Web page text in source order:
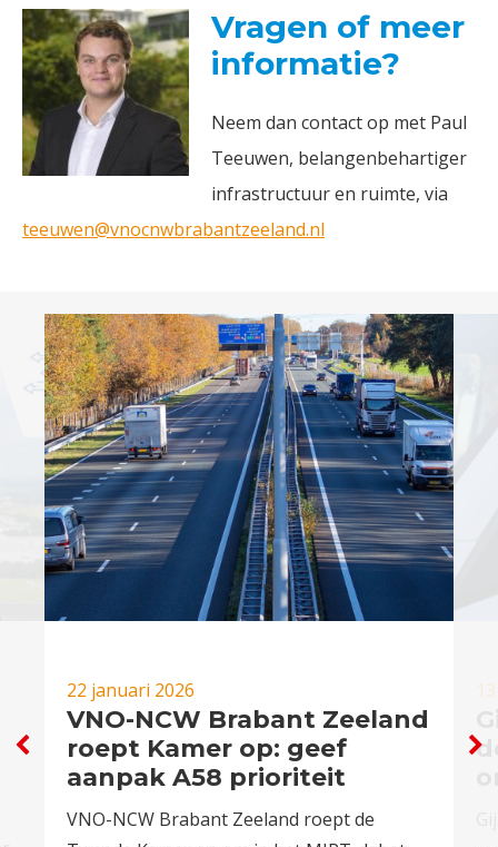
Vragen of meer
informatie?
Neem dan contact op met Paul
Teeuwen, belangenbehartiger
infrastructuur en ruimte, via
teeuwen@vnocnwbrabantzeeland.nl
22 januari 2026
VNO-NCW Brabant Zeeland
roept Kamer op: geef
aanpak A58 prioriteit
VNO-NCW Brabant Zeeland roept de